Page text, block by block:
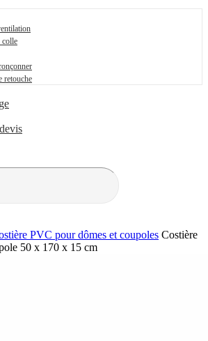
retouche
PVC pour dômes et coupoles Costière
50 x 170 x 15 cm